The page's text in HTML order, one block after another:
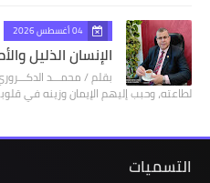
04 أغسطس 2026
الإنسان الذليل
بقلم / محمـــد
لطاعته، وحبب إليهم الإيمان وزينه في
التسميات